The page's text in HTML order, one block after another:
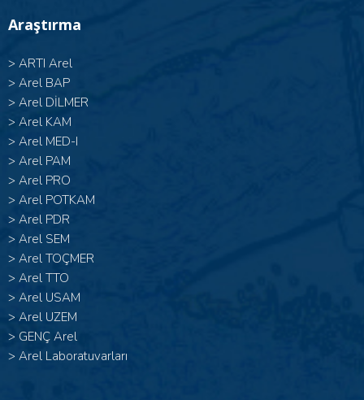
Araştırma
> ARTI Arel
> Arel BAP
> Arel DİLMER
> Arel KAM
> Arel MED-I
> Arel PAM
> Arel PRO
> Arel POTKAM
> Arel PDR
> Arel SEM
> Arel TOÇMER
> Arel TTO
> Arel USAM
> Arel UZEM
> GENÇ Arel
> Arel Laboratuvarları